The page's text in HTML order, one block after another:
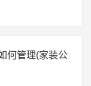
何管理(家装公